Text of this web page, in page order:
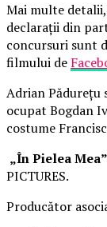
Mai multe
declarații din
concursuri sunt
filmului de
Adrian Pădurețu
ocupat Bogdan
costume
„În Pielea Mea”
PICTURES.
Producător